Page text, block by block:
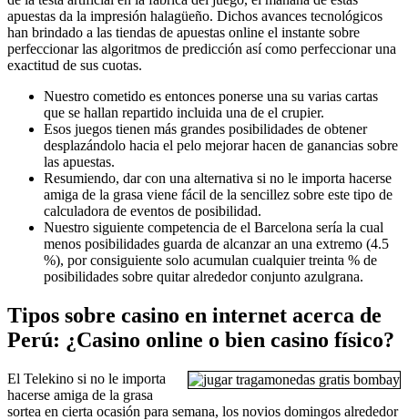
apuestas da la impresión halagüeño. Dichos avances tecnológicos
han brindado a las tiendas de apuestas online el instante sobre
perfeccionar las algoritmos de predicción así­ como perfeccionar una
exactitud de sus cuotas.
Nuestro cometido es entonces ponerse una su varias cartas
que se hallan repartido incluida una de el crupier.
Esos juegos tienen más grandes posibilidades de obtener
desplazándolo hacia el pelo mejorar hacen de ganancias sobre
las apuestas.
Resumiendo, dar con una alternativa si no le importa hacerse
amiga de la grasa viene fácil de la sencillez sobre este tipo de
calculadora de eventos de posibilidad.
Nuestro siguiente competencia de el Barcelona serí­a la cual
menos posibilidades guarda de alcanzar an una extremo (4.5
%), por consiguiente solo acumulan cualquier treinta % de
posibilidades sobre quitar alrededor conjunto azulgrana.
Tipos sobre casino en internet acerca de
Perú: ¿Casino online o bien casino físico?
El Telekino si no le importa
hacerse amiga de la grasa
sortea en cierta ocasión para semana, los novios domingos alrededor